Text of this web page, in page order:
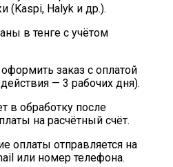
(Kaspi, Halyk и др.).
в тенге с учётом
заказ с оплатой
— 3 рабочих дня).
в обработку после
на расчётный счёт.
оплаты отправляется на
или номер телефона.